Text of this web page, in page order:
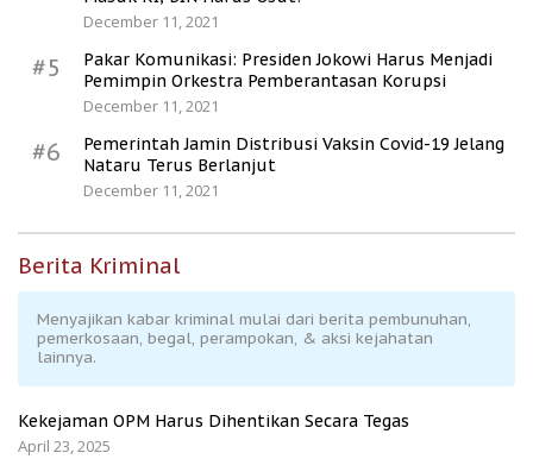
December 11, 2021
#5
Pakar Komunikasi: Presiden Jokowi Harus Menjadi
Pemimpin Orkestra Pemberantasan Korupsi
December 11, 2021
#6
Pemerintah Jamin Distribusi Vaksin Covid-19 Jelang
Nataru Terus Berlanjut
December 11, 2021
Berita Kriminal
Menyajikan kabar kriminal mulai dari berita pembunuhan,
pemerkosaan, begal, perampokan, & aksi kejahatan
lainnya.
Kekejaman OPM Harus Dihentikan Secara Tegas
April 23, 2025